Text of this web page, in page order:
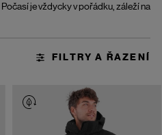
je vždycky v pořádku, záleží na